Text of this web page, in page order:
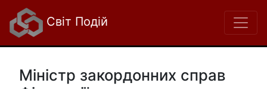
Світ Подій
Міністр закордонних справ